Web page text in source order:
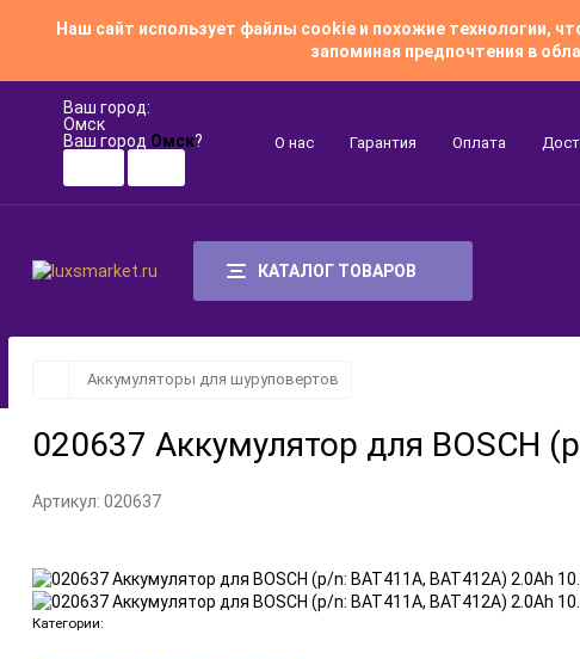
Наш сайт использует файлы cookie и похожие технологии,
запоминая предпочтения в
Ваш город:
Омск
Ваш город Омск? О нас Гарантия Оплата
КАТАЛОГ ТОВАРОВ
Аккумуляторы для шуруповертов
020637 Аккумулятор для BOSCH
Артикул: 020637
Категории: